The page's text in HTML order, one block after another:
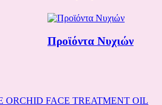
Προϊόντα Νυχιών